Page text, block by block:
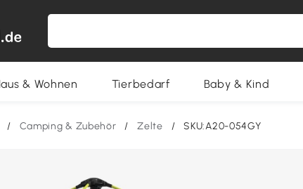
& Wohnen Tierbedarf Baby & Kind
/ Camping & Zubehör / Zelte / SKU:A20-054GY